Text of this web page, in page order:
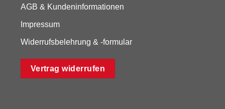
AGB & Kundeninformationen
Impressum
Widerrufsbelehrung & -formular
Vertrag widerrufen